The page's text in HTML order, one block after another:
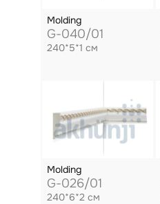
Molding
G-040/01
240*5*1 см
Molding
G-026/01
240*6*2 см